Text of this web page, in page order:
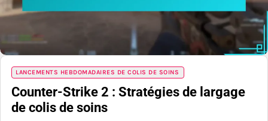
LANCEMENTS HEBDOMADAIRES DE COLIS DE SOINS
Counter-Strike 2 : Stratégies de largage
de colis de soins